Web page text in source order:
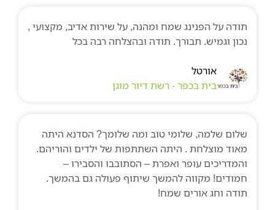
תודה על הפנינג שמח ומהנה, על שירות אדיב, מקצועי ,
נכון וגמיש. תבורך. תודה ובהצלחה רבה בכל
אורטל
בית בכפר - רשת דיור מוגן
שלום שלמה, שלומי טוב ומה שלומך? הסדנא היתה
מאוד מוצלחת . היתה השתתפות של ילדים והוריהם.
והמדריכים עופר ואפרת – הסתובבו והסבירו –
חמודים! מקווה להמשך שיתוף פעולה גם בהמשך.
תודה וחג אורים שמח!